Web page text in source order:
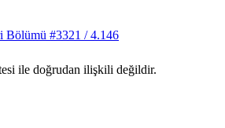
Bölümü #3321 / 4.146
ile doğrudan ilişkili değildir.